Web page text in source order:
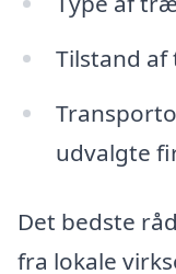
Tilstand
udvalgte
Det bedste
fra lokale